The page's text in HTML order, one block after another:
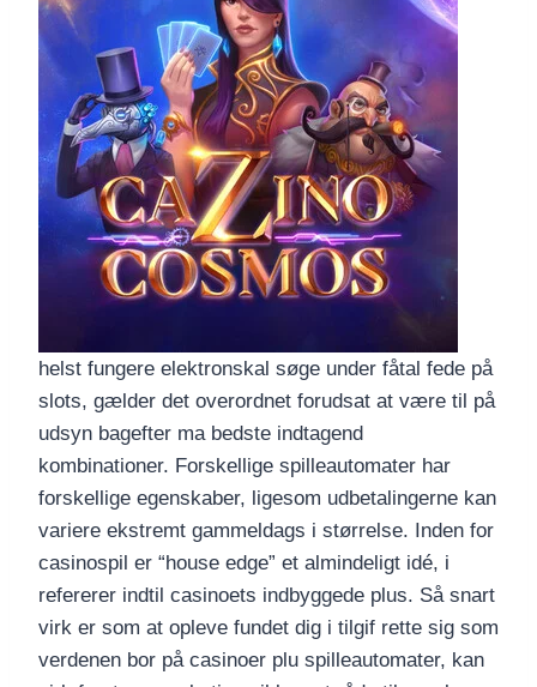
helst fungere elektronskal søge under fåtal fede på
slots, gælder det overordnet forudsat at være til på
udsyn bagefter ma bedste indtagend
kombinationer. Forskellige spilleautomater har
forskellige egenskaber, ligesom udbetalingerne kan
variere ekstremt gammeldags i størrelse. Inden for
casinospil er “house edge” et almindeligt idé, i
refererer indtil casinoets indbyggede plus. Så snart
virk er som at opleve fundet dig i tilgif rette sig som
verdenen bor på casinoer plu spilleautomater, kan